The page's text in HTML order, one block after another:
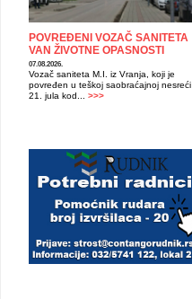
POVREĐENI VOZAČ SANITETA
VAN ŽIVOTNE OPASNOSTI
07.08.2026.
Vozač saniteta M.I. iz Vranja, koji je
povređen u teškoj saobraćajnoj nesreći
21. jula kod... >>>